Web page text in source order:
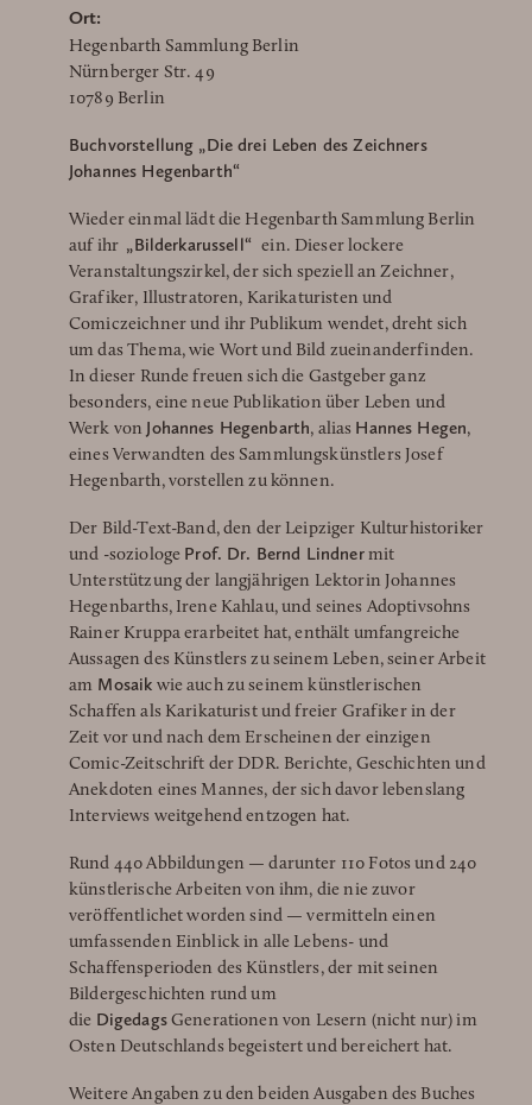
Ort:
Hegenbarth Sammlung Berlin
Nürnberger Str. 49
10789 Berlin
Buchvorstellung „Die drei Leben des Zeichners
Johannes Hegenbarth“
Wieder einmal lädt die Hegenbarth Sammlung Berlin
auf ihr „Bilderkarussell“ein. Dieser lockere
Veranstaltungszirkel, der sich speziell an Zeichner,
Grafiker, Illustratoren, Karikaturisten und
Comiczeichner und ihr Publikum wendet, dreht sich
um das Thema, wie Wort und Bild zueinanderfinden.
In dieser Runde freuen sich die Gastgeber ganz
besonders, eine neue Publikation über Leben und
Werk von Johannes Hegenbarth, alias Hannes Hegen,
eines Verwandten des Sammlungskünstlers Josef
Hegenbarth, vorstellen zu können.
Der Bild-Text-Band, den der Leipziger Kulturhistoriker
und -soziologe Prof. Dr. Bernd Lindnermit
Unterstützung der langjährigen Lektorin Johannes
Hegenbarths, Irene Kahlau, und seines Adoptivsohns
Rainer Kruppa erarbeitet hat, enthält umfangreiche
Aussagen des Künstlers zu seinem Leben, seiner Arbeit
am Mosaik wie auch zu seinem künstlerischen
Schaffen als Karikaturist und freier Grafiker in der
Zeit vor und nach dem Erscheinen der einzigen
Comic-Zeitschrift der DDR. Berichte, Geschichten und
Anekdoten eines Mannes, der sich davor lebenslang
Interviews weitgehend entzogen hat.
Rund 440 Abbildungen — darunter 110 Fotos und 240
künstlerische Arbeiten von ihm, die nie zuvor
veröffentlichet worden sind — vermitteln einen
umfassenden Einblick in alle Lebens- und
Schaffensperioden des Künstlers, der mit seinen
Bildergeschichten rund um
die DigedagsGenerationen von Lesern (nicht nur) im
Osten Deutschlands begeistert und bereichert hat.
Weitere Angaben zu den beiden Ausgaben des Buches